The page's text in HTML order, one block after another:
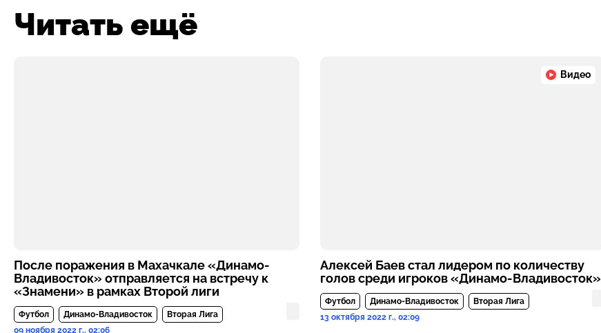
Читать ещё
После поражения в Махачкале «Динамо-
Владивосток» отправляется на встречу к
«Знамени» в рамках Второй лиги
Футбол Динамо-Владивосток
Вторая Лига
09 ноября 2022 г., 02:06
Видео
Алексей Баев стал лидером по количеству
голов среди игроков «Динамо-Владивосток»
Футбол Динамо-Владивосток
Вторая Лига
13 октября 2022 г., 02:09